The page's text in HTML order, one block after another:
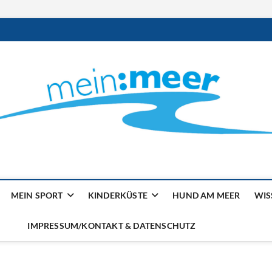
MEIN SPORT KINDERKÜSTE HUND AM MEER
IMPRESSUM/KONTAKT & DATENSCHUTZ